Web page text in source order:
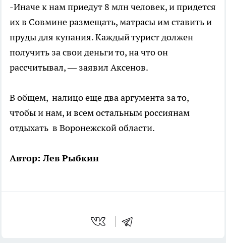
-Иначе к нам приедут 8 млн человек, и придется
их в Совмине размещать, матрасы им ставить и
пруды для купания. Каждый турист должен
получить за свои деньги то, на что он
рассчитывал, — заявил Аксенов.
В общем, налицо еще два аргумента за то,
чтобы и нам, и всем остальным россиянам
отдыхать в Воронежской области.
Автор: Лев Рыбкин